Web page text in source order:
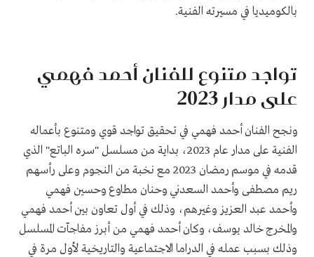
بالكوميديا في مسيرته الفنية.
تواجد متنوع للفنان أحمد فهمي
على مدار 2023
ونجح الفنان أحمد فهمي في تحقيق تواجد قوي ومتنوع بأعماله
الفنية على مدار عام 2023، بداية من مسلسل "سره الباتع" الذي
قدمه في موسم رمضان 2023 مع نخبة من النجوم وعلى رأسهم
ريم مصطفى وأحمد السعدني وحنان مطاوع وحسين فهمي
وأحمد عبد العزيز وغيرهم، وذلك في أول تعاون بين أحمد فهمي
والمخرج خالد يوسف، وكان أحمد فهمي من أبرز مفاجآت المسلسل
وذلك بسبب عمله في الدراما الاجتماعية والتاريخية لأول مرة في